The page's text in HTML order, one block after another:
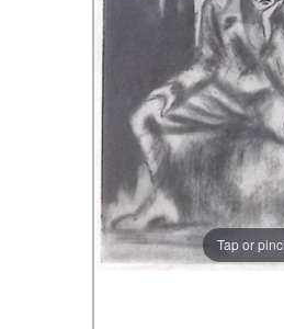
Tap or